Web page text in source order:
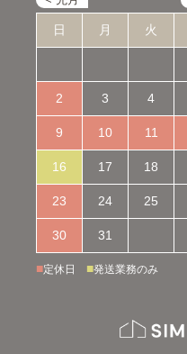
日 月 火
2 3 4
9 10 11
16 17 18
23 24 25
30 31
■定休日 ■発送業務のみ